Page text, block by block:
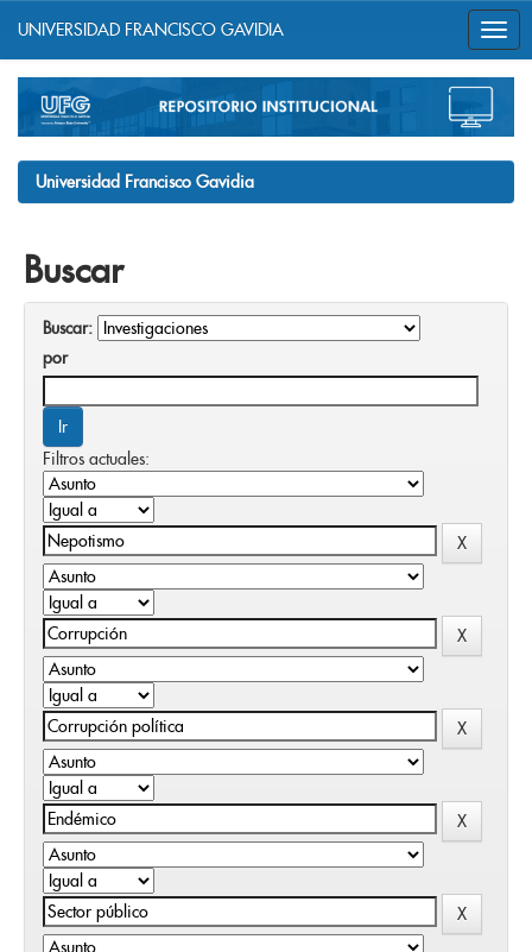
navigation
UNIVERSIDAD FRANCISCO GAVIDIA
Universidad Francisco Gavidia
Buscar
Buscar:
por
Filtros actuales: